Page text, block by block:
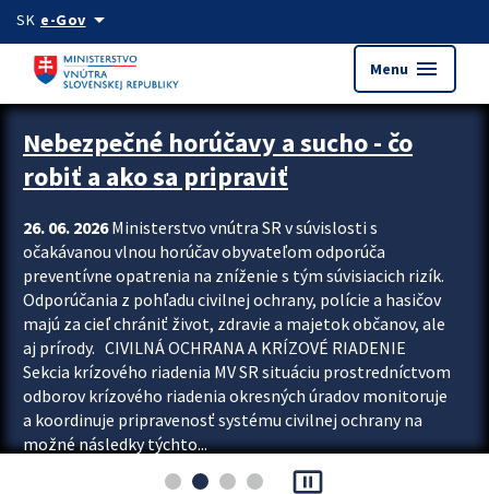
Preskocit na hlavný obsah
SK e-Govarrow_drop_down
Menu menu
Zastavit automatický posun upútavok
Nebezpečné horúčavy a sucho - čo
robiť a ako sa pripraviť
26. 06. 2026Ministerstvo vnútra SR v súvislosti s
očakávanou vlnou horúčav obyvateľom odporúča
preventívne opatrenia na zníženie s tým súvisiacich rizík.
Odporúčania z pohľadu civilnej ochrany, polície a hasičov
majú za cieľ chrániť život, zdravie a majetok občanov, ale
aj prírody. CIVILNÁ OCHRANA A KRÍZOVÉ RIADENIE
Sekcia krízového riadenia MV SR situáciu prostredníctvom
odborov krízového riadenia okresných úradov monitoruje
a koordinuje pripravenosť systému civilnej ochrany na
možné následky týchto...
pause_presentation